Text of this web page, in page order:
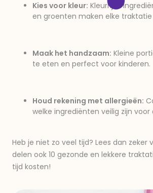
Kies voor kleur: Kleurrijke
en groenten maken elke traktatie
Maak het handzaam: Kleine
te eten en perfect voor kinderen.
Houd rekening met allergieën:
welke ingrediënten veilig zijn voor
Heb je niet zo veel tijd? Lees dan zeker
delen ook 10 gezonde en lekkere
tijd kosten!